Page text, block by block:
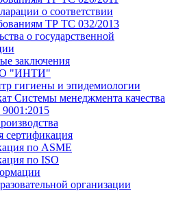
о соответствии
ТР ТС 032/2013
о государственной
заключения
"ИНТИ"
гигиены и эпидемиологии
Системы менеджмента качества
9001:2015
сертификация
по ASME
по ISO
организации